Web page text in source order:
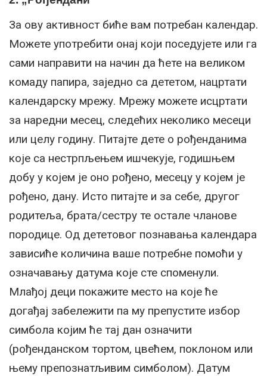
За ову активност биће вам потребан календар.
Можете употребити онај који поседујете или га
сами направити на начин да ћете на великом
комаду папира, заједно са дететом, нацртати
календарску мрежу. Мрежу можете исцртати
за наредни месец, следећих неколико месеци
или целу годину. Питајте дете о рођенданима
које са нестрпљењем ишчекује, годишњем
добу у којем је оно рођено, месецу у којем је
рођено, дану. Исто питајте и за себе, другог
родитеља, брата/сестру те остале чланове
породице. Од дететовог познавања календара
зависиће количина ваше потребне помоћи у
означавању датума које сте споменули.
Млађој деци покажите место на које ће
догађај забележити па му препустите избор
симбола којим ће тај дан означити
(рођенданском тортом, цвећем, поклоном или
њему препознатљивим симболом). Датум